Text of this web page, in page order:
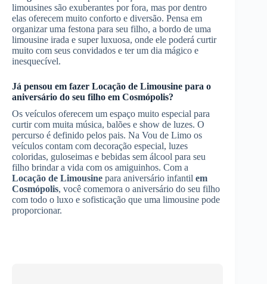
limousines são exuberantes por fora, mas por dentro
elas oferecem muito conforto e diversão. Pensa em
organizar uma festona para seu filho, a bordo de uma
limousine irada e super luxuosa, onde ele poderá curtir
muito com seus convidados e ter um dia mágico e
inesquecível.
Já pensou em fazer Locação de Limousine para o
aniversário do seu filho em Cosmópolis?
Os veículos oferecem um espaço muito especial para
curtir com muita música, balões e show de luzes. O
percurso é definido pelos pais. Na Vou de Limo os
veículos contam com decoração especial, luzes
coloridas, guloseimas e bebidas sem álcool para seu
filho brindar a vida com os amiguinhos. Com a
Locação de Limousine para aniversário infantil em
Cosmópolis, você comemora o aniversário do seu filho
com todo o luxo e sofisticação que uma limousine pode
proporcionar.